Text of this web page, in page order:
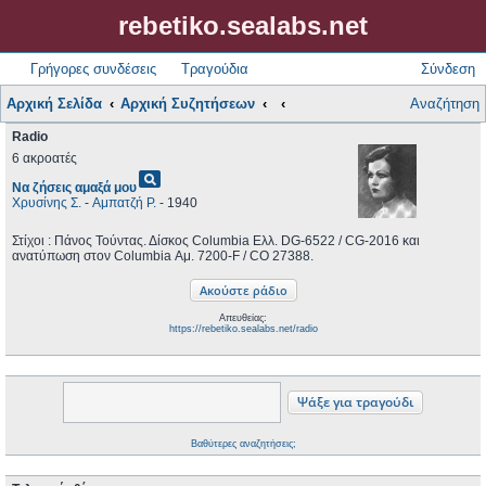
rebetiko.sealabs.net
Γρήγορες συνδέσεις Τραγούδια Σύνδεση
Αρχική Σελίδα Αρχική Συζητήσεων Αναζήτηση
Radio
6 ακροατές
Να ζήσεις αμαξά μουpageview
Χρυσίνης Σ. - Αμπατζή Ρ. - 1940
Στίχοι : Πάνος Τούντας. Δίσκος Columbia Ελλ. DG-6522 / CG-2016 και
ανατύπωση στον Columbia ‎Αμ. 7200-F / CO 27388.
Απευθείας:
https://rebetiko.sealabs.net/radio
Βαθύτερες αναζητήσεις;